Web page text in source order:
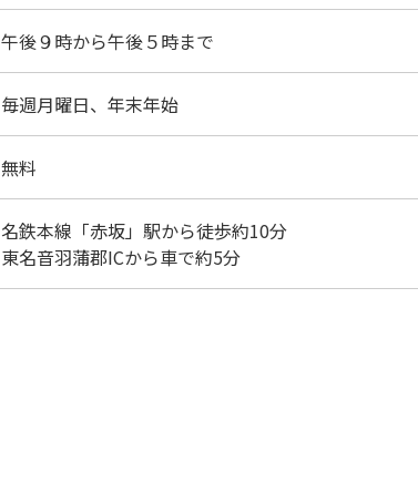
午後９時から午後５時まで
毎週月曜日、年末年始
無料
名鉄本線「赤坂」駅から徒歩約10分
東名音羽蒲郡ICから車で約5分